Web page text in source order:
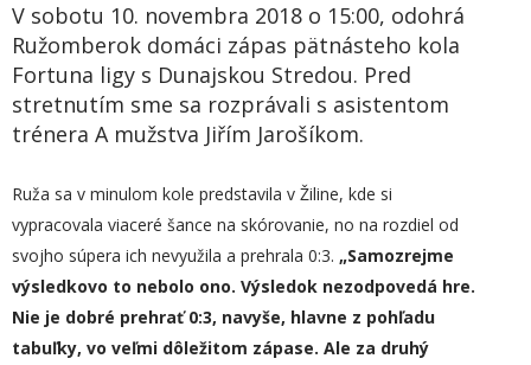
V sobotu 10. novembra 2018 o 15:00, odohrá
Ružomberok domáci zápas pätnásteho kola
Fortuna ligy s Dunajskou Stredou. Pred
stretnutím sme sa rozprávali s asistentom
trénera A mužstva Jiřím Jarošíkom.
Ruža sa v minulom kole predstavila v Žiline, kde si
vypracovala viaceré šance na skórovanie, no na rozdiel od
svojho súpera ich nevyužila a prehrala 0:3. „Samozrejme
výsledkovo to nebolo ono. Výsledok nezodpovedá hre.
Nie je dobré prehrať 0:3, navyše, hlavne z pohľadu
tabuľky, vo veľmi dôležitom zápase. Ale za druhý